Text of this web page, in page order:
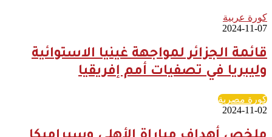
كورة عربية
2024-11-07
قائمة الجزائر لمواجهة غينيا الاستوائية
وليبريا في تصفيات أمم إفريقيا
كورة مصرية
2024-11-02